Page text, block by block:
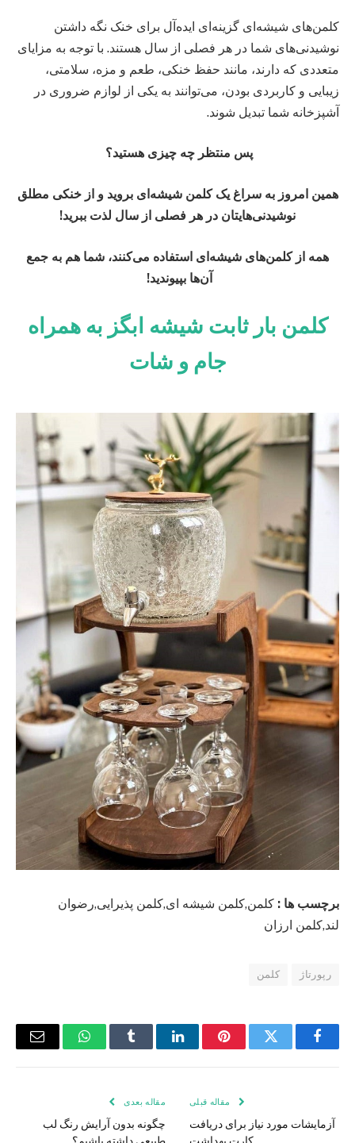
کلمن‌های شیشه‌ای گزینه‌ای ایده‌آل برای خنک نگه داشتن
نوشیدنی‌های شما در هر فصلی از سال هستند. با توجه به مزایای
متعددی که دارند، مانند حفظ خنکی، طعم و مزه، سلامتی،
زیبایی و کاربردی بودن، می‌توانند به یکی از لوازم ضروری در
آشپزخانه شما تبدیل شوند.
پس منتظر چه چیزی هستید؟
همین امروز به سراغ یک کلمن شیشه‌ای بروید و از خنکی مطلق
نوشیدنی‌هایتان در هر فصلی از سال لذت ببرید!
همه از کلمن‌های شیشه‌ای استفاده می‌کنند، شما هم به جمع
آن‌ها بپیوندید!
کلمن بار ثابت شیشه ابگز به همراه
جام و شات
برچسب ها : کلمن,کلمن شیشه ای,کلمن پذیرایی,رضوان
لند,کلمن ارزان
رپورتاژ کلمن
فیس
توییتر پینترستلینکدین Tumblr واتس
ایمیل
مقاله قبلی
آزمایشات مورد نیاز برای دریافت
مقاله بعدی
چگونه بدون آرایش رنگ لب